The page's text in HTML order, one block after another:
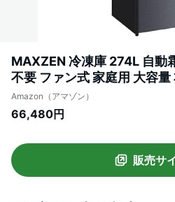
MAXZEN 冷凍庫 274L 自動
不要 ファン式 家庭用 大容量
ロン フリーザー ストッカー
凍食品 ストック キッチン家
Amazon（アマゾン）
66,480円
販売サ